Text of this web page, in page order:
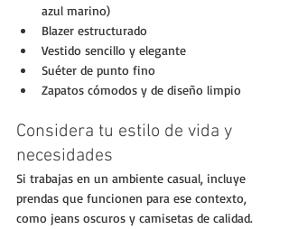
azul marino)
Blazer estructurado
Vestido sencillo y elegante
Suéter de punto fino
Zapatos cómodos y de diseño limpio
Considera tu estilo de vida y
necesidades
Si trabajas en un ambiente casual, incluye
prendas que funcionen para ese contexto,
como jeans oscuros y camisetas de calidad.